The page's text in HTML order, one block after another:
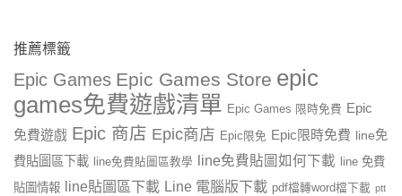
推薦標籤
Epic Games Epic Games Store epic
games免費遊戲清單 Epic Games 限時免費 Epic
免費遊戲 Epic 商店 Epic商店 Epic限免 Epic限時免費 line免
費貼圖區下載
line免費貼圖區教學 line免費貼圖如何下載
line 免費
貼圖情報
line貼圖區下載 Line 電腦版下載 pdf檔轉word檔下載 ptt